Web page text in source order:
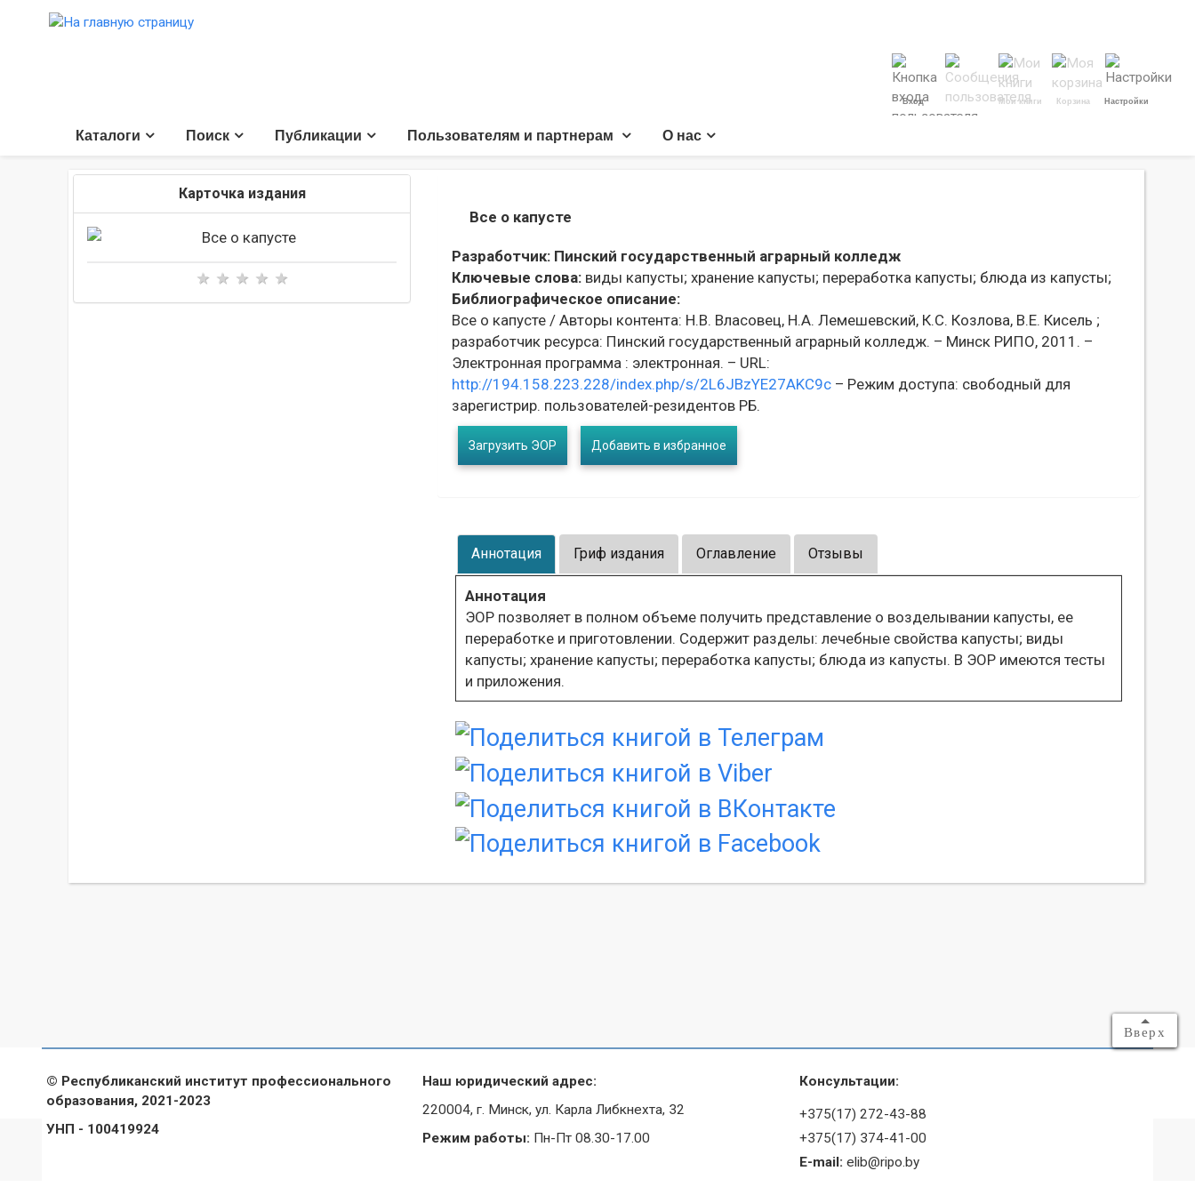
Вход Мои книги Корзина Настройки
Каталоги Поиск Публикации Пользователям и партнерам О нас
Карточка издания
Все о капусте
Разработчик: Пинский государственный аграрный колледж
Ключевые слова: виды капусты; хранение капусты; переработка капусты; блюда из капусты;
Библиографическое описание:
Все о капусте / Авторы контента: Н.В. Власовец, Н.А. Лемешевский, К.С. Козлова, В.Е. Кисель ;
разработчик ресурса: Пинский государственный аграрный колледж. – Минск РИПО, 2011. –
Электронная программа : электронная. – URL:
http://194.158.223.228/index.php/s/2L6JBzYE27AKC9c – Режим доступа: свободный для
зарегистрир. пользователей-резидентов РБ.
Загрузить ЭОР Добавить в избранное
Аннотация Гриф издания Оглавление Отзывы
Аннотация
ЭОР позволяет в полном объеме получить представление о возделывании капусты, ее
переработке и приготовлении. Содержит разделы: лечебные свойства капусты; виды
капусты; хранение капусты; переработка капусты; блюда из капусты. В ЭОР имеются тесты
и приложения.
Вверх
© Республиканский институт профессионального
образования, 2021-2023
УНП - 100419924
Наш юридический адрес:
220004, г. Минск, ул. Карла Либкнехта, 32
Режим работы: Пн-Пт 08.30-17.00
Консультации:
+375(17) 272-43-88
+375(17) 374-41-00
E-mail: elib@ripo.by